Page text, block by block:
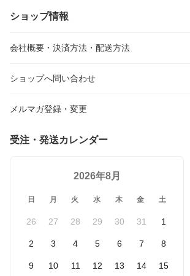
ショップ情報
会社概要・決済方法・配送方法
ショップへ問い合わせ
メルマガ登録・変更
受注・発送カレンダー
2026年8月
日 月 火 水 木 金 土
26 27 28 29 30 31 1
2 3 4 5 6 7 8
9 10 11 12 13 14 15